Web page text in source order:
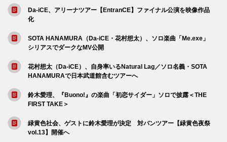
Da-iCE、アリーナツアー【EntranCE】ファイナル公演を映像作品
化
SOTA HANAMURA（Da-iCE・花村想太）、ソロ楽曲「Me.exe」
シリアスでダークなMV公開
花村想太（Da-iCE）、自身率いるNatural Lag／ソロ名義・SOTA
HANAMURAで日本武道館含むツアーへ
鈴木愛理、『Buono!』の楽曲「初恋サイダー」ソロで披露＜THE
FIRST TAKE＞
緑黄色社会、ゲストに鈴木愛理が決定 対バンツアー【緑黄色夜祭
vol.13】開催へ